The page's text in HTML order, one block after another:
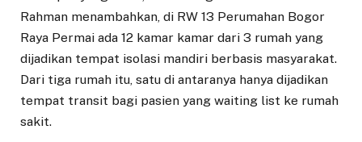
Rahman menambahkan, di RW 13 Perumahan Bogor
Raya Permai ada 12 kamar kamar dari 3 rumah yang
dijadikan tempat isolasi mandiri berbasis masyarakat.
Dari tiga rumah itu, satu di antaranya hanya dijadikan
tempat transit bagi pasien yang waiting list ke rumah
sakit.